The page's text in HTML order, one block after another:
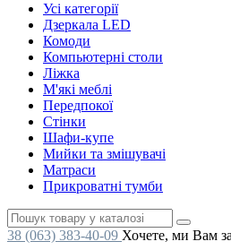
Усі категорії
Дзеркала LED
Комоди
Компьютерні столи
Ліжка
М'які меблі
Передпокої
Стінки
Шафи-купе
Мийки та змішувачі
Матраси
Прикроватні тумби
38 (063) 383-40-09 Хочете, ми Вам